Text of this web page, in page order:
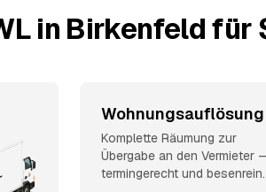
in Birkenfeld für
Wohnungsauflösung
Komplette Räumung zur
Übergabe an den Vermieter
termingerecht und besenrein.